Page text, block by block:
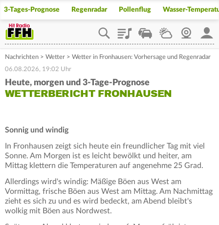
3-Tages-Prognose Regenradar Pollenflug Wasser-
PlaylistStaupilotWetterWebcam
Nachrichten > Wetter > Wetter in Fronhausen: Vorhersage und Regenradar
06.08.2026, 19:02 Uhr
Heute, morgen und 3-Tage-Prognose
WETTERBERICHT FRONHAUSEN
Sonnig und windig
In Fronhausen zeigt sich heute ein freundlicher Tag mit viel
Sonne. Am Morgen ist es leicht bewölkt und heiter, am
Mittag klettern die Temperaturen auf angenehme 25 Grad.
Allerdings wird's windig: Mäßige Böen aus West am
Vormittag, frische Böen aus West am Mittag. Am Nachmittag
zieht es sich zu und es wird bedeckt, am Abend bleibt's
wolkig mit Böen aus Nordwest.